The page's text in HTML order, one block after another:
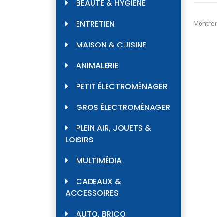
BEAUTÉ & HYGIÈNE
ENTRETIEN
MAISON & CUISINE
ANIMALERIE
PETIT ÉLECTROMÉNAGER
GROS ÉLECTROMÉNAGER
PLEIN AIR, JOUETS &
LOISIRS
MULTIMÉDIA
CADEAUX &
ACCESSOIRES
AUTO, BRICO